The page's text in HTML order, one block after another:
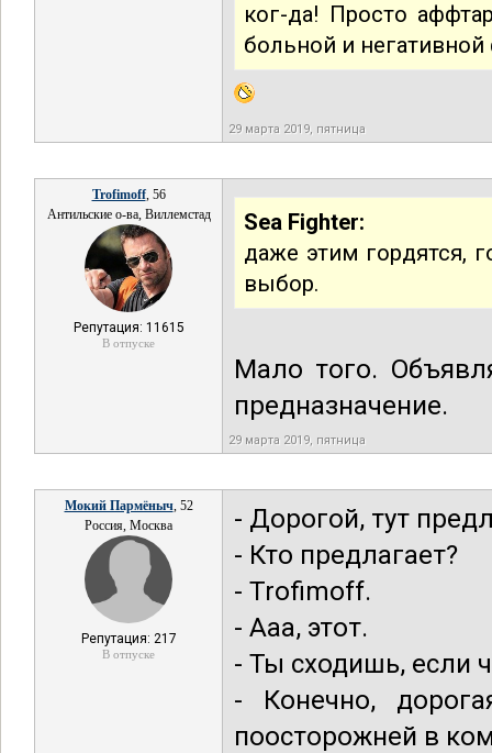
ког-да! Просто
больной и
29 марта 2019, пятница
Trofimoff, 56
Антильские о-ва, Виллемстад
Репутация: 11615
В отпуске
Sea Fighter:
даже этим гордятся,
выбор.
Мало того.
предназначение.
29 марта 2019, пятница
Мокий Пармёныч, 52
Россия, Москва
Репутация: 217
В отпуске
- Дорогой, тут
- Кто предлагает?
- Trofimoff.
- Ааа, этот.
- Ты сходишь, если
- Конечно,
поосторожней в